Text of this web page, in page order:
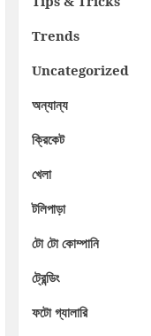
Trends
Uncategorized
অন্যান্য
ক্রিকেট
খেলা
টলিপাড়া
টো টো কোম্পানি
ট্রেন্ডিং
ফটো গ্যালারি